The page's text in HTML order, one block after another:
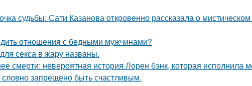
судьбы: Сати Казанова откровенно рассказала о
отношения с бедными мужчинами?
секса в жару названы.
смерти: невероятная история Лорен бэнк, которая исполнила
словно запрещено быть счастливым.